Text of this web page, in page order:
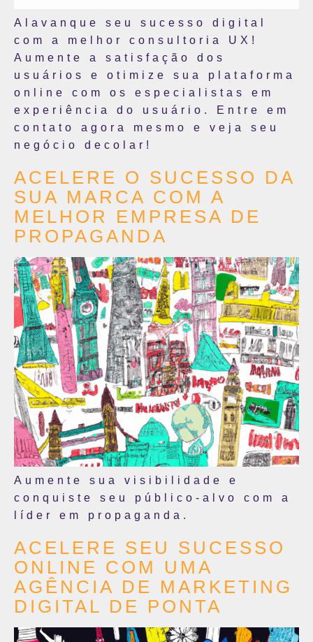
Alavanque seu sucesso digital
com a melhor consultoria UX!
Aumente a satisfação dos
usuários e otimize sua plataforma
online com os especialistas em
experiência do usuário. Entre em
contato agora mesmo e veja seu
negócio decolar!
ACELERE O SUCESSO DA
SUA MARCA COM A
MELHOR EMPRESA DE
PROPAGANDA
Aumente sua visibilidade e
conquiste seu público-alvo com a
líder em propaganda.
ACELERE SEU SUCESSO
ONLINE COM UMA
AGÊNCIA DE MARKETING
DIGITAL DE PONTA